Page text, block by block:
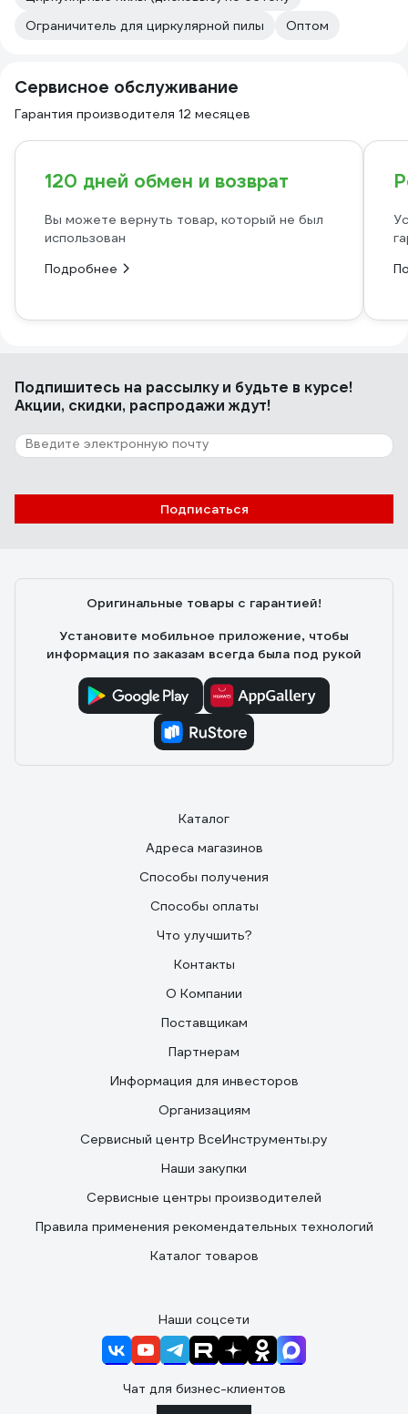
Ограничитель для циркулярной пилы
Оптом
Сервисное обслуживание
Гарантия производителя 12 месяцев
120 дней обмен и возврат
Вы можете вернуть товар, который не был
использован
Подробнее
Подпишитесь на рассылкуи будьте в курсе!
Акции, скидки, распродажи ждут!
Подписаться
Оригинальные товары с гарантией!
Установите мобильное приложение, чтобы
информация по заказам всегда была под рукой
Каталог
Адреса магазинов
Способы получения
Способы оплаты
Что улучшить?
Контакты
О Компании
Поставщикам
Партнерам
Информация для инвесторов
Организациям
Сервисный центр ВсеИнструменты.ру
Наши закупки
Сервисные центры производителей
Правила применения рекомендательных технологий
Каталог товаров
Наши соцсети
Чат для бизнес-клиентов